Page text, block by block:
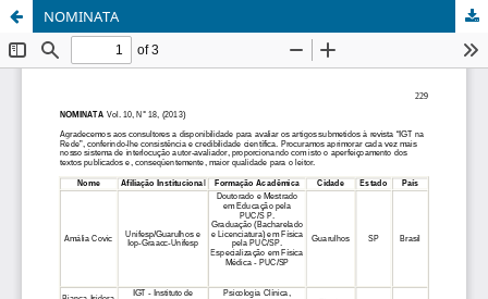
NOMINATA